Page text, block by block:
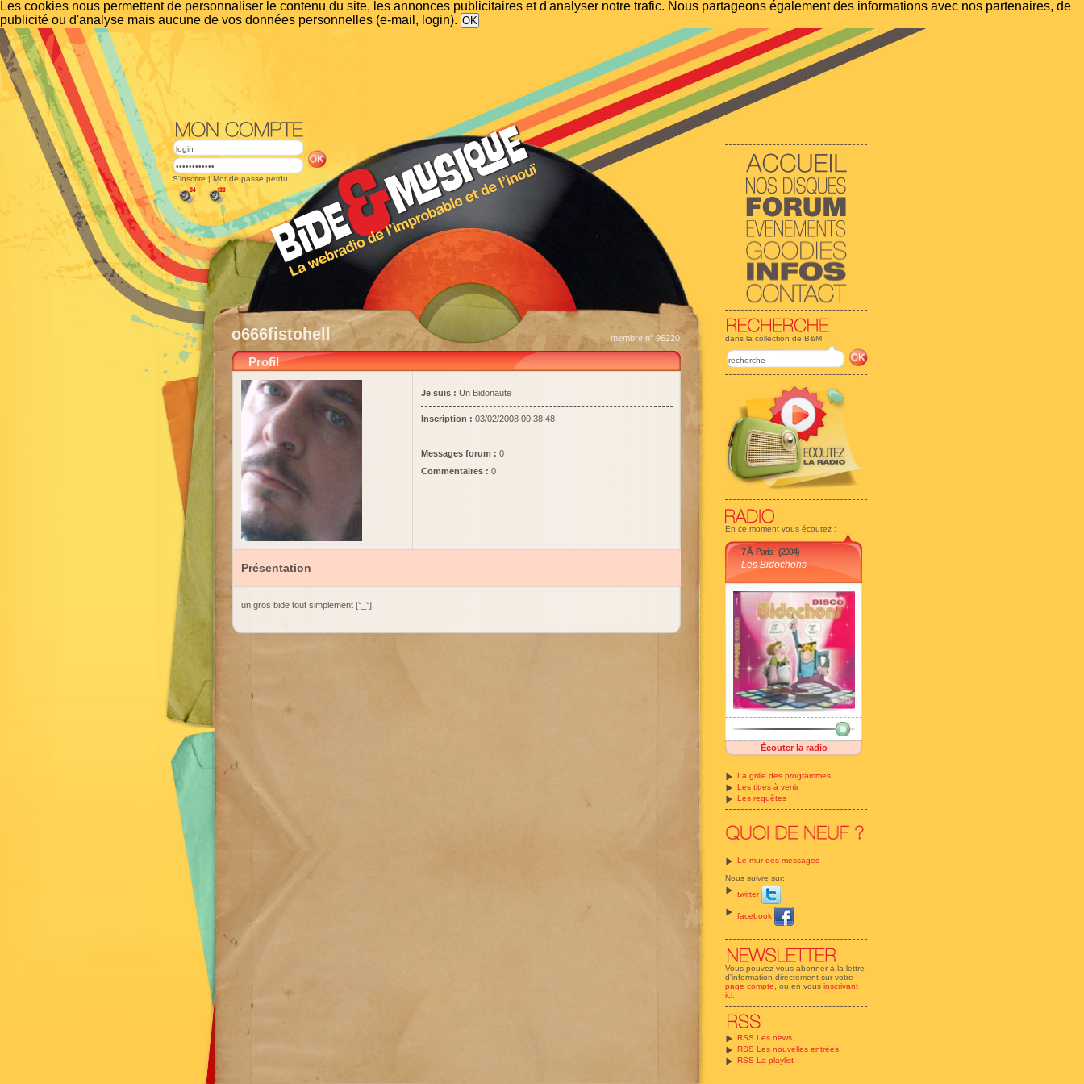
Les cookies nous permettent de personnaliser le contenu du site, les annonces publicitaires et d'analyser notre trafic. Nous partageons également des informations avec nos partenaires, de
publicité ou d'analyse mais aucune de vos données personnelles (e-mail, login).
dans la collection de B&M
En ce moment vous écoutez :
7 Ã Paris (2004)
Les Bidochons
Écouter la radio
La grille des programmes
Les titres à venir
Les requêtes
Le mur des messages
Nous suivre sur:
twitter
facebook
Vous pouvez vous abonner à la lettre
d'information directement sur votre
page compte , ou en vous inscrivant
ici
RSS Les news
RSS Les nouvelles entrées
RSS La playlist
S'inscrire | Mot de passe perdu
o666fistohell membre n° 96220
Profil
Je suis : Un Bidonaute
Inscription : 03/02/2008 00:38:48
Messages forum : 0
Commentaires : 0
Présentation
un gros bide tout simplement [°_°]